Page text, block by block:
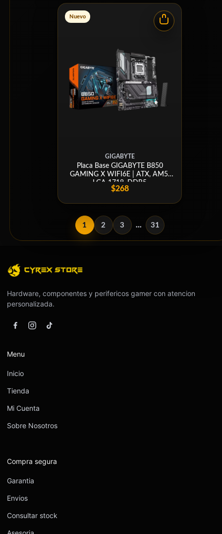
Nuevo
GIGABYTE
Placa Base GIGABYTE B850
GAMING X WIFI6E | ATX, AM5,
LGA 1718, DDR5
$268
1 2 3 ... 31
Hardware, componentes y perifericos gamer con atencion
personalizada.
Menu
Inicio
Tienda
Mi Cuenta
Sobre Nosotros
Compra segura
Garantia
Envios
Consultar stock